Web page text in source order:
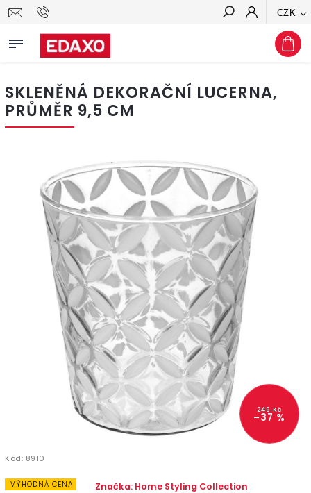
CZK
Hledat
SKLENĚNÁ DEKORAČNÍ LUCERNA,
PRŮMĚR 9,5 CM
249 Kč
–37 %
Kód: 8910
VÝHODNÁ CENA Značka: Home Styling Collection